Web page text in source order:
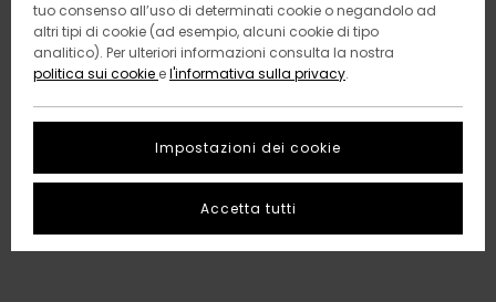
tuo consenso all’uso di determinati cookie o negandolo ad
altri tipi di cookie (ad esempio, alcuni cookie di tipo
analitico). Per ulteriori informazioni consulta la nostra
politica sui cookie el'informativa sulla privacy.
Impostazioni dei cookie
Accetta tutti